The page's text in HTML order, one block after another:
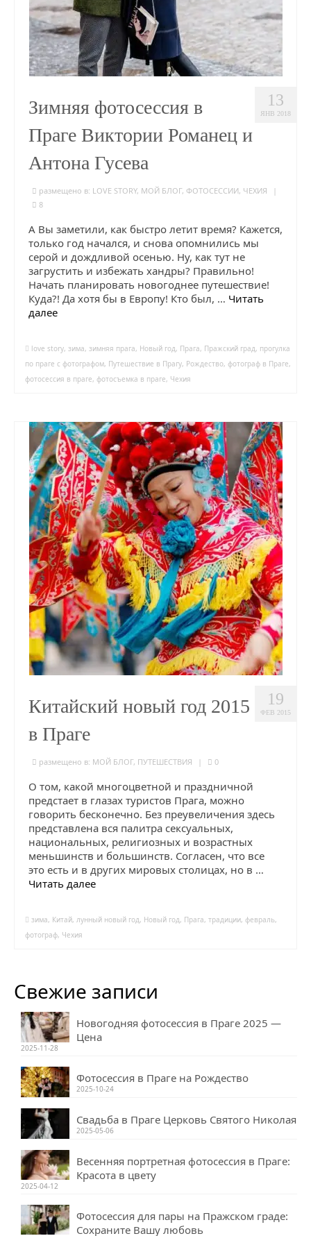
13
ЯНВ 2018
Зимняя фотосессия в
Праге Виктории Романец и
Антона Гусева
размещено в: LOVE STORY, МОЙ БЛОГ, ФОТОСЕССИИ, ЧЕХИЯ
|
8
А Вы заметили, как быстро летит время? Кажется,
только год начался, и снова опомнились мы
серой и дождливой осенью. Ну, как тут не
загрустить и избежать хандры? Правильно!
Начать планировать новогоднее путешествие!
Куда?! Да хотя бы в Европу! Кто был, … Читать
далее
love story, зима, зимняя прага, Новый год, Прага, Пражский град, прогулка
по праге с фотографом, Путешествие в Прагу, Рождество, фотограф в Праге,
фотосессия в праге, фотосъемка в праге, Чехия
19
ФЕВ 2015
Китайский новый год 2015
в Праге
размещено в: МОЙ БЛОГ, ПУТЕШЕСТВИЯ | 0
О том, какой многоцветной и праздничной
предстает в глазах туристов Прага, можно
говорить бесконечно. Без преувеличения здесь
представлена вся палитра сексуальных,
национальных, религиозных и возрастных
меньшинств и большинств. Согласен, что все
это есть и в других мировых столицах, но в …
Читать далее
зима, Китай, лунный новый год, Новый год, Прага, традиции, февраль,
фотограф, Чехия
Свежие записи
Новогодняя фотосессия в Праге 2025 —
Цена
2025-11-28
Фотосессия в Праге на Рождество
2025-10-24
Свадьба в Праге Церковь Святого Николая
2025-05-06
Весенняя портретная фотосессия в Праге:
Красота в цвету
2025-04-12
Фотосессия для пары на Пражском граде:
Сохраните Вашу любовь